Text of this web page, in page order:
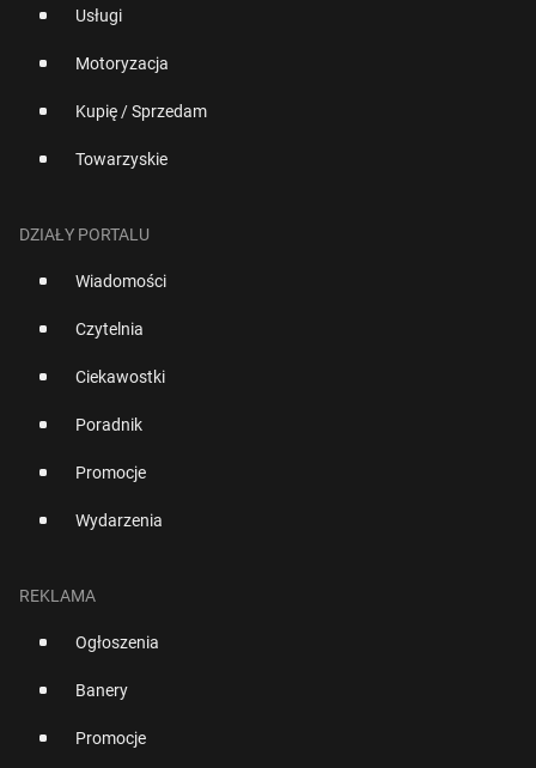
Usługi
Motoryzacja
Kupię / Sprzedam
Towarzyskie
DZIAŁY PORTALU
Wiadomości
Czytelnia
Ciekawostki
Poradnik
Promocje
Wydarzenia
REKLAMA
Ogłoszenia
Banery
Promocje